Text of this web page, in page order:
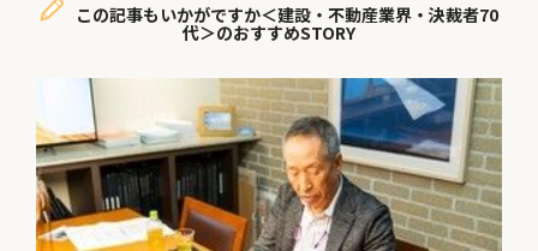
この記事もいかがですか＜建設・不動産業界・決裁者70
代＞のおすすめSTORY